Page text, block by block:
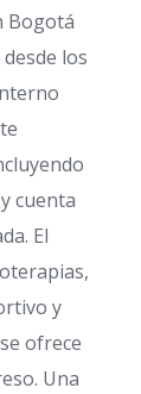
Bogotá
los
cuenta
El
y
ofrece
Una